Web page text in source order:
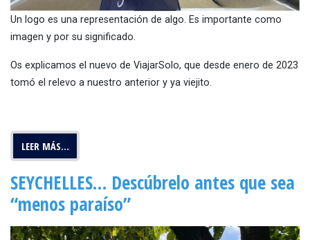
Un logo es una representación de algo. Es importante como
imagen y por su significado.
Os explicamos el nuevo de ViajarSolo, que desde enero de 2023
tomó el relevo a nuestro anterior y ya viejito.
LEER MÁS…
SEYCHELLES… Descúbrelo antes que sea
“menos paraíso”